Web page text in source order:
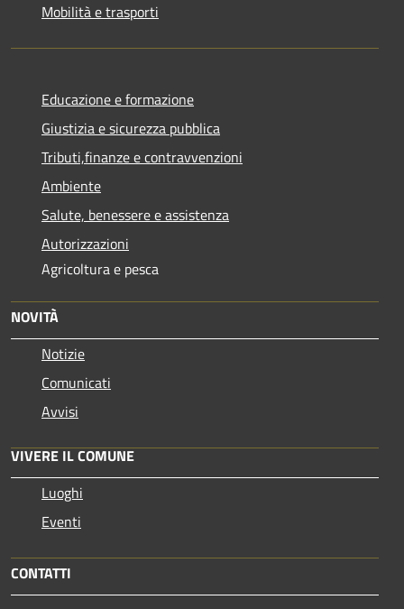
Mobilità e trasporti
Educazione e formazione
Giustizia e sicurezza pubblica
Tributi,finanze e contravvenzioni
Ambiente
Salute, benessere e assistenza
Autorizzazioni
Agricoltura e pesca
NOVITÀ
Notizie
Comunicati
Avvisi
VIVERE IL COMUNE
Luoghi
Eventi
CONTATTI